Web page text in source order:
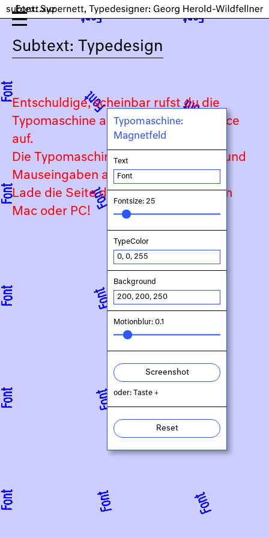
Subtext: Typedesign
Entschuldige, scheinbar rufst du die
Typomaschine auf einem Touch-Device
auf.
Die Typomaschine ist auf Keyboard- und
Mauseingaben angewiesen.
Lade die Seite daher bitte auf deinem
Mac oder PC!
Typomaschine:
Magnetfeld
Text
Fontsize: 25
TypeColor
Background
Motionblur: 0.1
Screenshot
oder: Taste +
Reset